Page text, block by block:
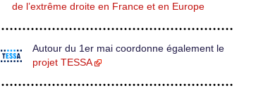
de l’extrême droite en France et en Europe
Autour du 1er mai coordonne également le
projet TESSA